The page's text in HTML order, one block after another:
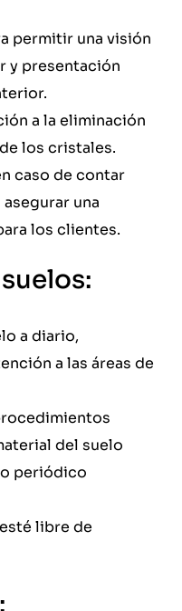
permitir una visión
y presentación
a la eliminación
los cristales.
caso de contar
una
los clientes.
a diario,
a las áreas de
del suelo
periódico
libre de